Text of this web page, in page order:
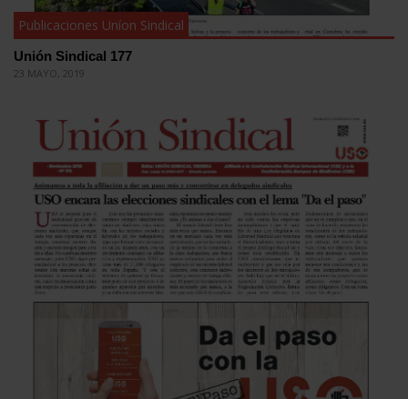
Publicaciones Uníon Sindical
Unión Sindical 177
23 MAYO, 2019